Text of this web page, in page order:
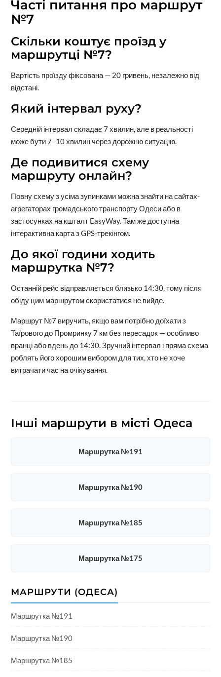
Часті питання про маршрут
№7
Скільки коштує проїзд у
маршрутці №7?
Вартість проїзду фіксована — 20 гривень, незалежно від
відстані.
Який інтервал руху?
Середній інтервал складає 7 хвилин, але в реальності
може бути 7–10 хвилин через дорожню ситуацію.
Де подивитися схему
маршруту онлайн?
Повну схему з усіма зупинками можна знайти на сайтах-
агрегаторах громадського транспорту Одеси або в
застосунках на кшталт EasyWay. Там же доступна
інтерактивна карта з GPS-трекінгом.
До якої години ходить
маршрутка №7?
Останній рейс відправляється близько 14:30, тому після
обіду цим маршрутом скористатися не вийде.
Маршрут №7 виручить, якщо вам потрібно доїхати з
Таїрового до Промринку 7 км без пересадок — особливо
вранці або вдень до 14:30. Зручний інтервал і пряма схема
роблять його хорошим вибором для тих, хто не хоче
витрачати час на очікування.
Інші маршрути в місті Одеса
Маршрутка №191
Маршрутка №190
Маршрутка №185
Маршрутка №175
МАРШРУТИ (ОДЕСА)
Маршрутка №191
Маршрутка №190
Маршрутка №185